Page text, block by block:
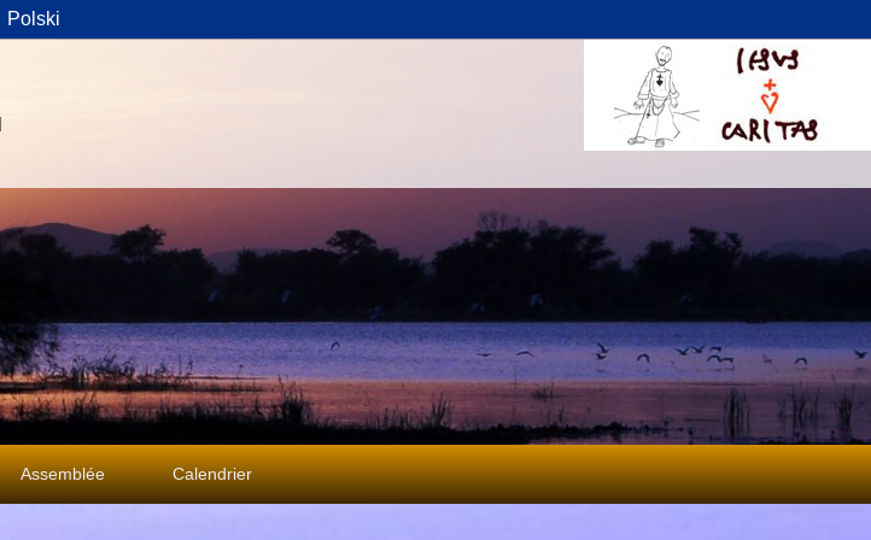
Polski
Assemblée Calendrier